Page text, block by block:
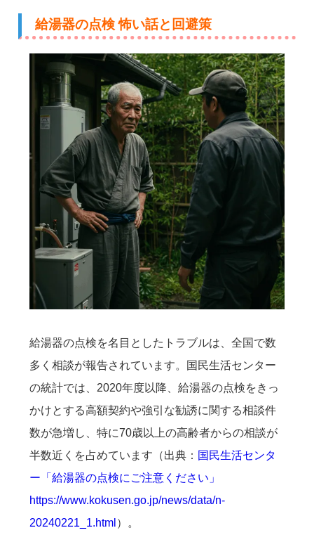
給湯器の点検 怖い話と回避策
給湯器の点検を名目としたトラブルは、全国で数
多く相談が報告されています。国民生活センター
の統計では、2020年度以降、給湯器の点検をきっ
かけとする高額契約や強引な勧誘に関する相談件
数が急増し、特に70歳以上の高齢者からの相談が
半数近くを占めています（出典： 国民生活センタ
ー「給湯器の点検にご注意ください」
https://www.kokusen.go.jp/news/data/n-
20240221_1.html ）。